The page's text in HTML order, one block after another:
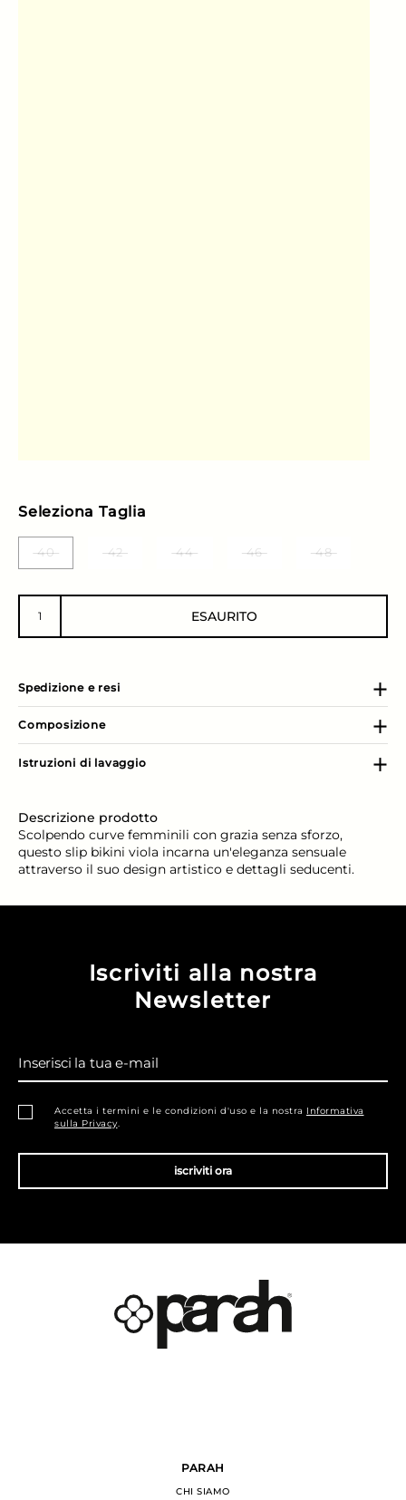
Seleziona Taglia
40 42 44 46 48
ESAURITO
Spedizione e resi
Composizione
Istruzioni di lavaggio
Descrizione prodotto
Scolpendo curve femminili con grazia senza sforzo,
questo slip bikini viola incarna un'eleganza sensuale
attraverso il suo design artistico e dettagli seducenti.
Iscriviti alla nostra
Newsletter
iscriviti ora
Accetta i termini e le condizioni d'uso e la nostra Informativa
sulla Privacy.
PARAH
CHI SIAMO